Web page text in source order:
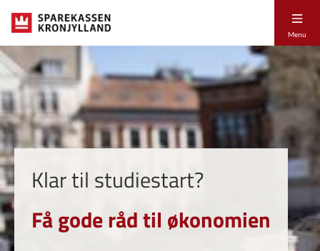
Menu
Klar til studiestart?
Få gode råd til økonomien